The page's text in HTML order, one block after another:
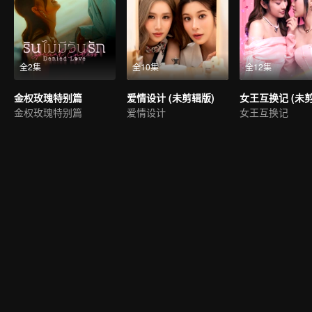
全2集
金权玫瑰特别篇
金权玫瑰特别篇
全10集
爱情设计 (未剪辑版)
爱情设计
全12集
女王互换记 (未
女王互换记